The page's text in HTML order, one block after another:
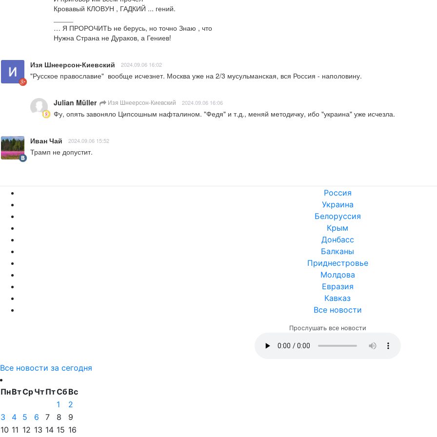
Кровавый КЛОВУН , ГАДКИЙ ... гений.
… Я ПРОРОЧИТЬ не берусь, но точно Знаю , что
Нужна Страна не Дураков, а Гениев!
Изя Шнеерсон-Киевский 2024.09.06 16:02
"Русское православие"  вообще исчезнет. Москва уже на 2/3 мусульманская, вся Россия - наполовину.
Julian Müller Изя Шнеерсон-Киевский 2024.09.06 16:06
Фу, опять завоняло Ципсошным нафталином. "Федя" и т.д., меняй методичку, ибо "украина" уже исчезла.
Иван Чай 2024.09.06 15:52
Трамп не допустит.
Россия
Украина
Белоруссия
Крым
Донбасс
Балканы
Приднестровье
Молдова
Евразия
Кавказ
Все новости
Прослушать все новости
Все новости за сегодня
ПнВтСрЧтПтСбВс
1
2
3
4 5 6 7 8
9
10 11 12 13 14 15 16